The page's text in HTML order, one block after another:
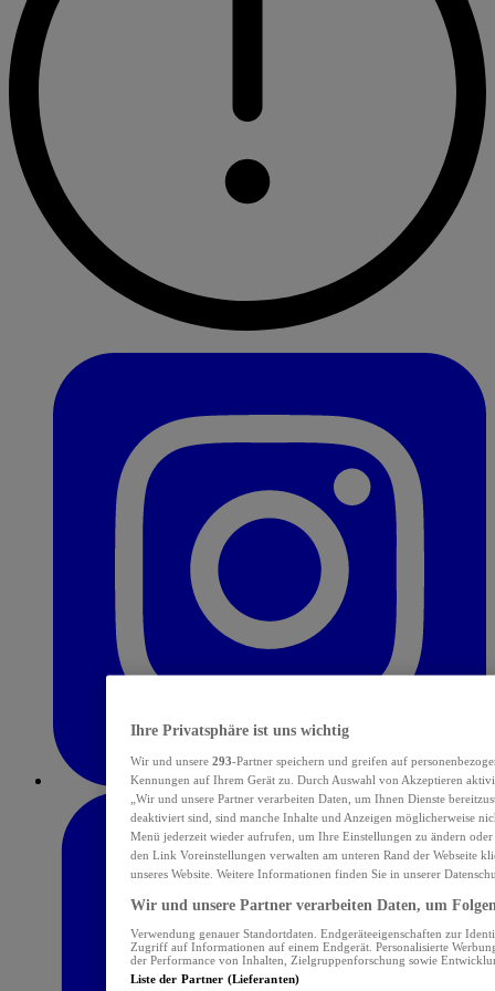
Ihre Privatsphäre ist uns wichtig
Wir und unsere 293-Partner speichern und greifen auf
Kennungen auf Ihrem Gerät zu. Durch Auswahl von Akzeptieren
„Wir und unsere Partner verarbeiten Daten, um Ihnen Dienste
deaktiviert sind, sind manche Inhalte und Anzeigen möglicherweise
Menü jederzeit wieder aufrufen, um Ihre Einstellungen zu ändern
den Link Voreinstellungen verwalten am unteren Rand der Webseite
unseres Website. Weitere Informationen finden Sie in unserer
Wir und unsere Partner verarbeiten Daten, um
Verwendung genauer Standortdaten. Endgeräteeigenschaften zur
Zugriff auf Informationen auf einem Endgerät. Personalisierte
der Performance von Inhalten, Zielgruppenforschung sowie
Liste der Partner (Lieferanten)